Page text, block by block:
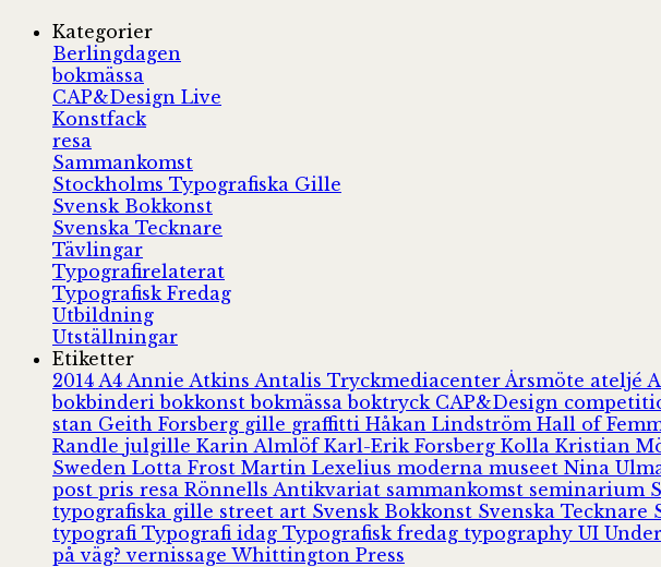
Kategorier
Berlingdagen
bokmässa
CAP&Design Live
Konstfack
resa
Sammankomst
Stockholms Typografiska Gille
Svensk Bokkonst
Svenska Tecknare
Tävlingar
Typografirelaterat
Typografisk Fredag
Utbildning
Utställningar
Etiketter
2014 A4 Annie Atkins Antalis Tryckmediacenter Årsmöte ateljé
bokbinderibokkonstbokmässaboktryck CAP&Design
stan Geith Forsberg gille graffitti Håkan Lindström Hall of
Randle julgille Karin Almlöf Karl-Erik Forsberg Kolla Kristian
Sweden Lotta Frost Martin Lexelius moderna museet Nina
post pris resa Rönnells Antikvariat sammankomst seminarium
typografiska gille street art Svensk Bokkonst Svenska Tecknare
typografi Typografi idag Typografisk fredag typography UI
på väg?vernissage Whittington Press